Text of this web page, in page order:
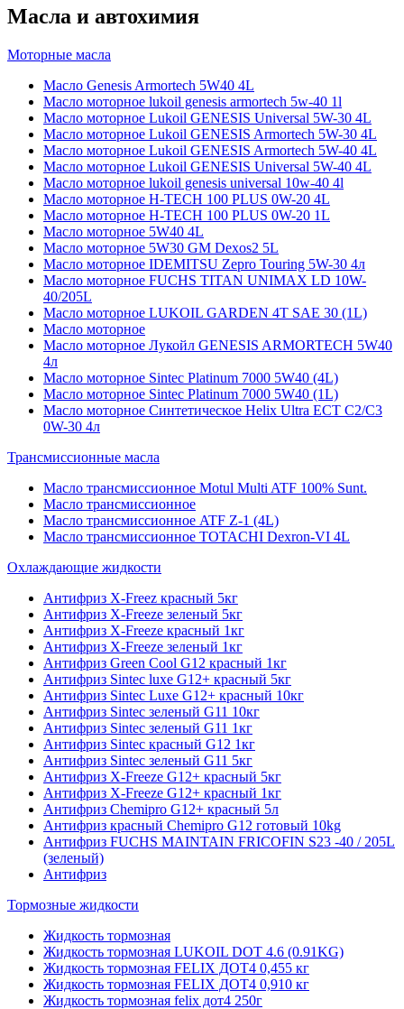
Масла и автохимия
Моторные масла
Масло Genesis Armortech 5W40 4L
Масло моторное lukoil genesis armortech 5w-40 1l
Масло моторное Lukoil GENESIS Universal 5W-30 4L
Масло моторное Lukoil GENESIS Armortech 5W-30 4L
Масло моторное Lukoil GENESIS Armortech 5W-40 4L
Масло моторное Lukoil GENESIS Universal 5W-40 4L
Масло моторное lukoil genesis universal 10w-40 4l
Масло моторное H-TECH 100 PLUS 0W-20 4L
Масло моторное H-TECH 100 PLUS 0W-20 1L
Масло моторное 5W40 4L
Масло моторное 5W30 GM Dexos2 5L
Масло моторное IDEMITSU Zepro Touring 5W-30 4л
Масло моторное FUCHS TITAN UNIMAX LD 10W-
40/205L
Масло моторное LUKOIL GARDEN 4Т SAE 30 (1L)
Масло моторное
Масло моторное Лукойл GENESIS ARMORTECH 5W40
4л
Масло моторное Sintec Platinum 7000 5W40 (4L)
Масло моторное Sintec Platinum 7000 5W40 (1L)
Масло моторное Синтетическое Helix Ultra ECT C2/C3
0W-30 4л
Трансмиссионные масла
Масло трансмиссионное Motul Multi ATF 100% Sunt.
Масло трансмиссионное
Масло трансмиссионное ATF Z-1 (4L)
Масло трансмиссионное TOTACHI Dexron-VI 4L
Охлаждающие жидкости
Антифриз X-Freez красный 5кг
Антифриз X-Freeze зеленый 5кг
Антифриз X-Freeze красный 1кг
Антифриз X-Freeze зеленый 1кг
Антифриз Green Cool G12 красный 1кг
Антифриз Sintec luxe G12+ красный 5кг
Антифриз Sintec Luxe G12+ красный 10кг
Антифриз Sintec зеленый G11 10кг
Антифриз Sintec зеленый G11 1кг
Антифриз Sintec красный G12 1кг
Антифриз Sintec зеленый G11 5кг
Антифриз X-Freeze G12+ красный 5кг
Антифриз X-Freeze G12+ красный 1кг
Антифриз Chemipro G12+ красный 5л
Антифриз красный Chemipro G12 готовый 10kg
Антифриз FUCHS MAINTAIN FRICOFIN S23 -40 / 205L
(зеленый)
Антифриз
Тормозные жидкости
Жидкость тормозная
Жидкость тормозная LUKOIL DOT 4.6 (0.91KG)
Жидкость тормозная FELIX ДОТ4 0,455 кг
Жидкость тормозная FELIX ДОТ4 0,910 кг
Жидкость тормозная felix дот4 250г